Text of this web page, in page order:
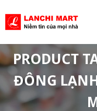
PRODUCT
ĐÔNG